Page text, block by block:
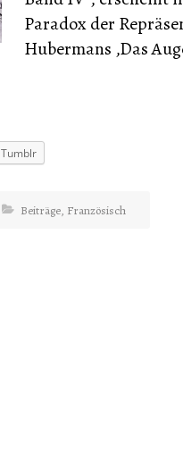
Paradox der
Hubermans ‚Das
Tumblr
Beiträge, Französisch